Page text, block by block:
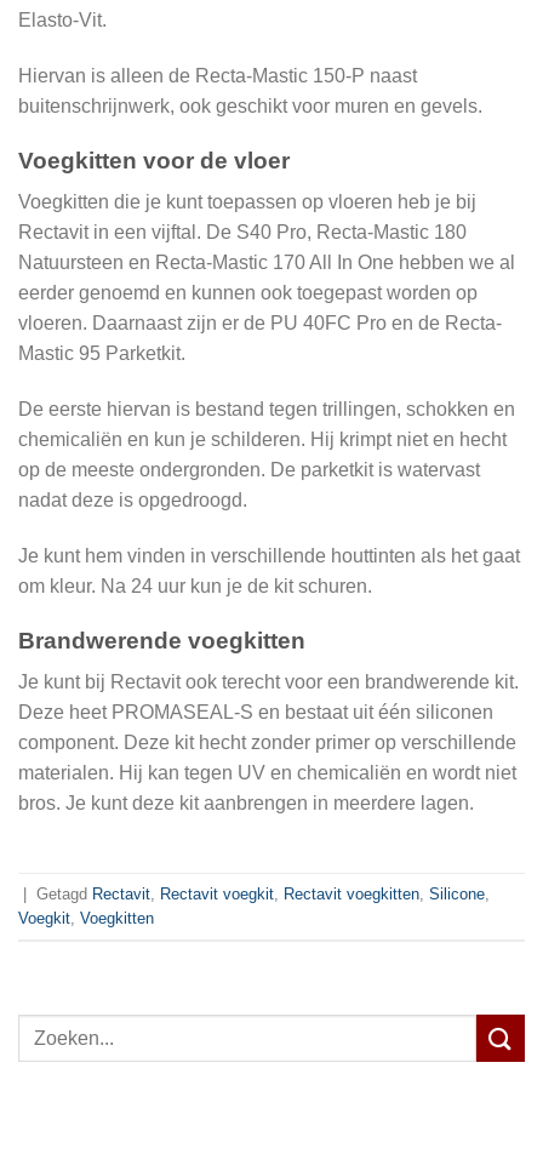
Elasto-Vit.
Hiervan is alleen de Recta-Mastic 150-P naast
buitenschrijnwerk, ook geschikt voor muren en gevels.
Voegkitten voor de vloer
Voegkitten die je kunt toepassen op vloeren heb je bij
Rectavit in een vijftal. De S40 Pro, Recta-Mastic 180
Natuursteen en Recta-Mastic 170 All In One hebben we al
eerder genoemd en kunnen ook toegepast worden op
vloeren. Daarnaast zijn er de PU 40FC Pro en de Recta-
Mastic 95 Parketkit.
De eerste hiervan is bestand tegen trillingen, schokken en
chemicaliën en kun je schilderen. Hij krimpt niet en hecht
op de meeste ondergronden. De parketkit is watervast
nadat deze is opgedroogd.
Je kunt hem vinden in verschillende houttinten als het gaat
om kleur. Na 24 uur kun je de kit schuren.
Brandwerende voegkitten
Je kunt bij Rectavit ook terecht voor een brandwerende kit.
Deze heet PROMASEAL-S en bestaat uit één siliconen
component. Deze kit hecht zonder primer op verschillende
materialen. Hij kan tegen UV en chemicaliën en wordt niet
bros. Je kunt deze kit aanbrengen in meerdere lagen.
| Getagd Rectavit Rectavit voegkit Rectavit voegkitten Silicone
Voegkit Voegkitten